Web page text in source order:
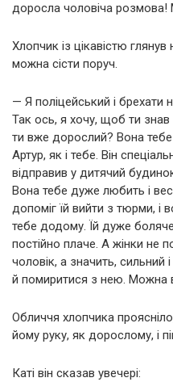
доросла чоловіча розмова!
Хлопчик із цікавістю
можна сісти поруч.
— Я поліцейський і
Так ось, я хочу, щоб ти
ти вже дорослий? Вона
Артур, як і тебе. Він
відправив у дитячий
Вона тебе дуже любить і
допоміг їй вийти з тюрми, і
тебе додому. Їй дуже
постійно плаче. А жінки не
чоловік, а значить, сильний
й помиритися з нею. Можна
Обличчя хлопчика
йому руку, як дорослому, і
Каті він сказав увечері: